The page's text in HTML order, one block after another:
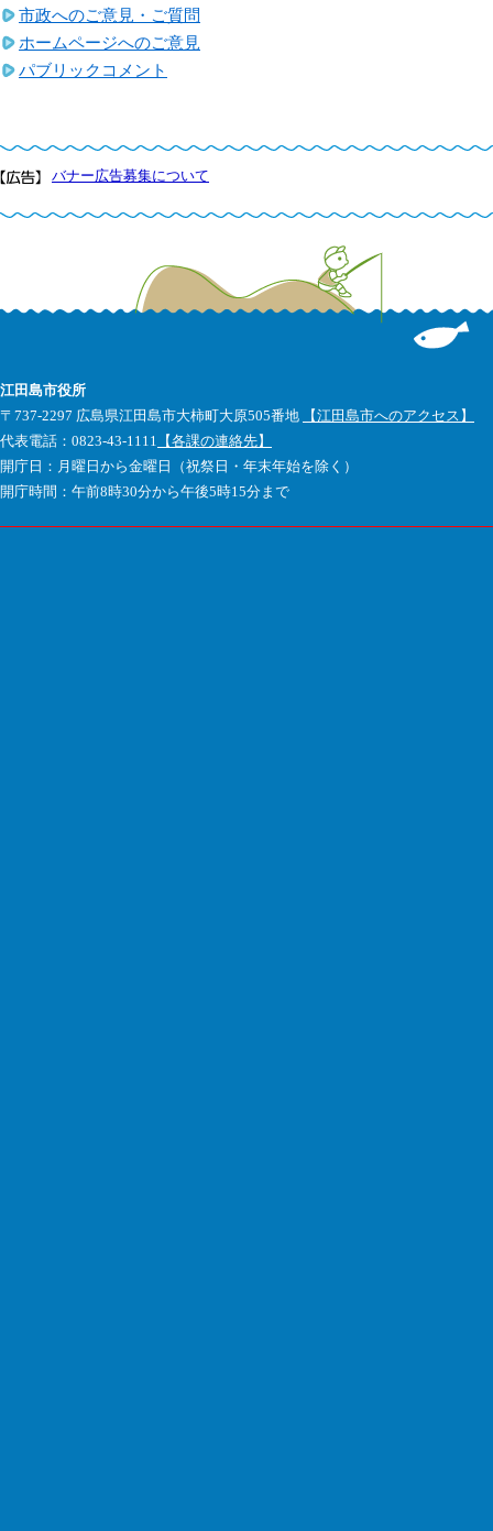
市政へのご意見・ご質問
ホームページへのご意見
パブリックコメント
バナー広告募集について
江田島市役所
〒737-2297 広島県江田島市大柿町大原505番地
【江田島市へのアクセス】
代表電話：0823-43-1111 【各課の連絡先】
開庁日：月曜日から金曜日（祝祭日・年末年始を除く）
開庁時間：午前8時30分から午後5時15分まで